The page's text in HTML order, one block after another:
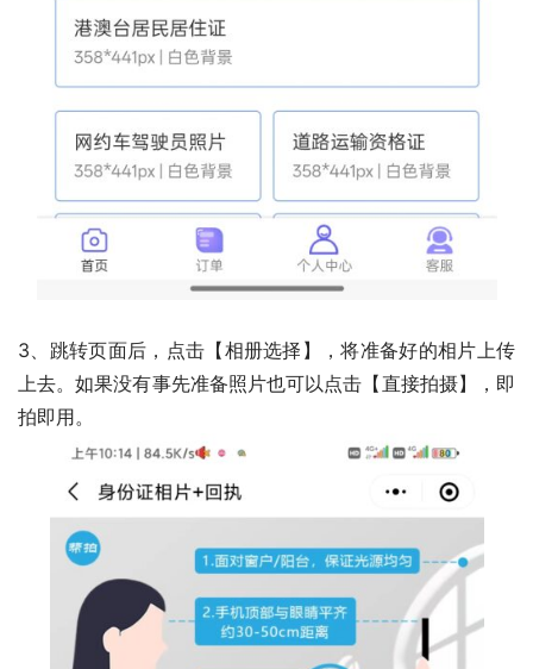
3、跳转页面后，点击【相册选择】，将准备好的相片上传
上去。如果没有事先准备照片也可以点击【直接拍摄】，即
拍即用。